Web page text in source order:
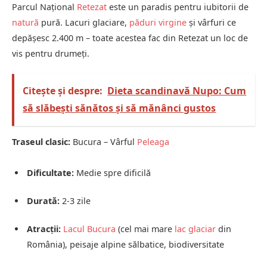
Parcul Național Retezat este un paradis pentru iubitorii de
natură pură. Lacuri glaciare, păduri virgine și vârfuri ce
depășesc 2.400 m – toate acestea fac din Retezat un loc de
vis pentru drumeți.
Citește și despre: Dieta scandinavă Nupo: Cum
să slăbești sănătos și să mănânci gustos
Traseul clasic: Bucura – Vârful Peleaga
Dificultate: Medie spre dificilă
Durată: 2-3 zile
Atracții: Lacul Bucura (cel mai mare lac glaciar din
România), peisaje alpine sălbatice, biodiversitate